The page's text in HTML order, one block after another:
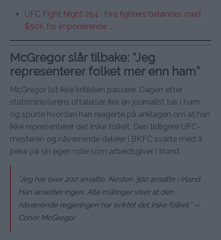
UFC Fight Night 254 : Fire fighters belønnes med
$50K for imponerende …
McGregor slår tilbake: “Jeg
representerer folket mer enn ham”
McGregor lot ikke kritikken passere. Dagen etter
statsministerens uttalelser fikk en journalist tak i ham
og spurte hvordan han reagerte på anklagen om at han
ikke representerer det irske folket. Den tidligere UFC-
mesteren og nåværende deleier i BKFC svarte med å
peke på sin egen rolle som arbeidsgiver i Irland.
“Jeg har over 200 ansatte. Nesten 300 ansatte i Irland.
Han ansetter ingen. Alle målinger viser at den
nåværende regjeringen har sviktet det irske folket.”—
Conor McGregor